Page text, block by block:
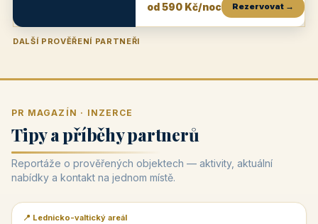
od 590 Kč/noc Rezervovat →
DALŠÍ PROVĚŘENÍ PARTNEŘI
Penzion U Zámku Pension Faber
PR MAGAZÍN · INZERCE
Tipy a příběhy partnerů
Reportáže o prověřených objektech — aktivity, aktuální
nabídky a kontakt na jednom místě.
📰 PR článek
📍 Lednicko-valtický areál